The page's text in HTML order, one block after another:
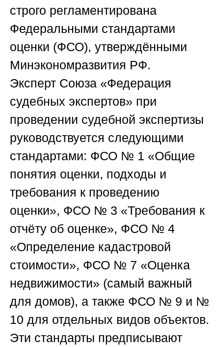
строго регламентирована
Федеральными стандартами
оценки (ФСО), утверждёнными
Минэкономразвития РФ.
Эксперт Союза «Федерация
судебных экспертов» при
проведении судебной экспертизы
руководствуется следующими
стандартами: ФСО № 1 «Общие
понятия оценки, подходы и
требования к проведению
оценки», ФСО № 3 «Требования к
отчёту об оценке», ФСО № 4
«Определение кадастровой
стоимости», ФСО № 7 «Оценка
недвижимости» (самый важный
для домов), а также ФСО № 9 и №
10 для отдельных видов объектов.
Эти стандарты предписывают